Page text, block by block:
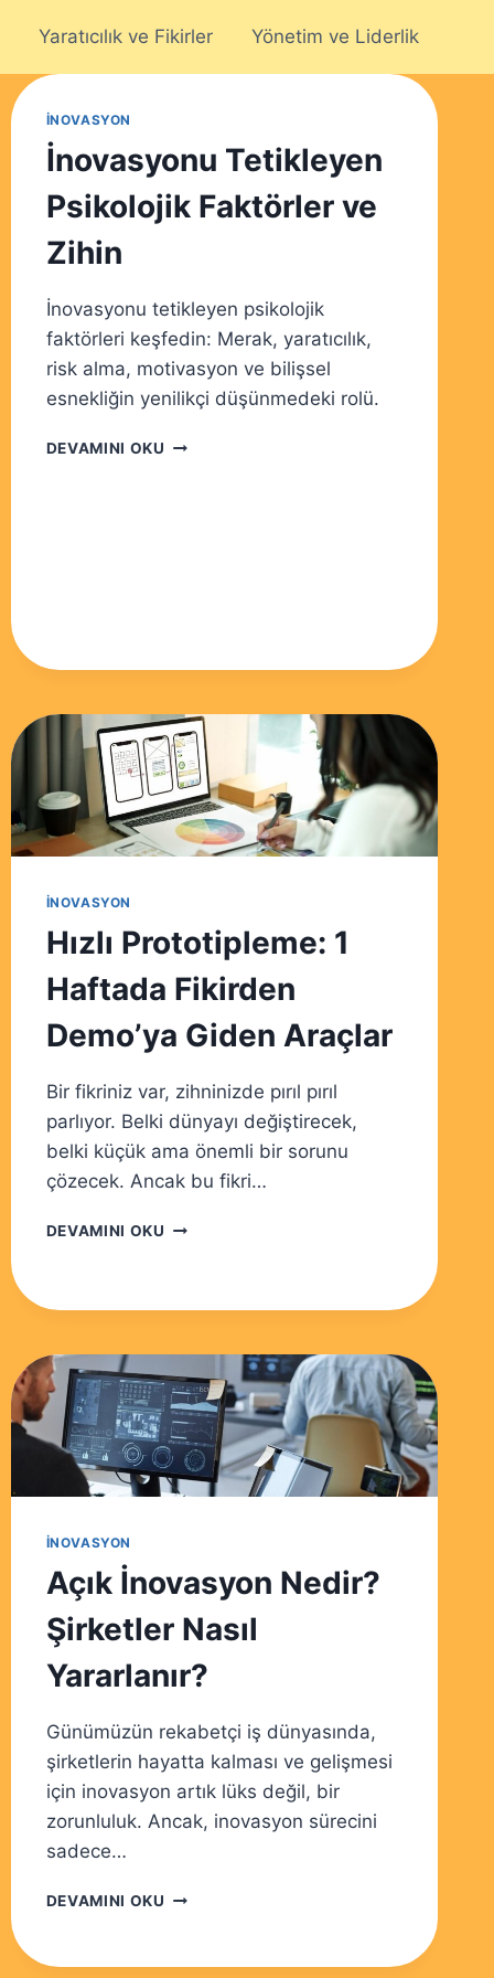
Yaratıcılık ve Fikirler Yönetim ve Liderlik
İNOVASYON
İnovasyonu Tetikleyen
Psikolojik Faktörler ve
Zihin
İnovasyonu tetikleyen psikolojik
faktörleri keşfedin: Merak, yaratıcılık,
risk alma, motivasyon ve bilişsel
esnekliğin yenilikçi düşünmedeki rolü.
DEVAMINI OKU İNOVASYONU
İNOVASYON
Hızlı Prototipleme: 1
Haftada Fikirden
Demo’ya Giden Araçlar
Bir fikriniz var, zihninizde pırıl pırıl
parlıyor. Belki dünyayı değiştirecek,
belki küçük ama önemli bir sorunu
çözecek. Ancak bu fikri…
DEVAMINI OKU HIZLI
ARAÇLAR
İNOVASYON
Açık İnovasyon Nedir?
Şirketler Nasıl
Yararlanır?
Günümüzün rekabetçi iş dünyasında,
şirketlerin hayatta kalması ve gelişmesi
için inovasyon artık lüks değil, bir
zorunluluk. Ancak, inovasyon sürecini
sadece…
DEVAMINI OKU AÇIK
ŞIRKETLER